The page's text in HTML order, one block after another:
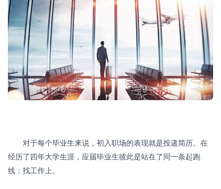
对于每个毕业生来说，初入职场的表现就是投递简历。在
经历了四年大学生涯，应届毕业生彼此是站在了同一条起跑
线：找工作上。